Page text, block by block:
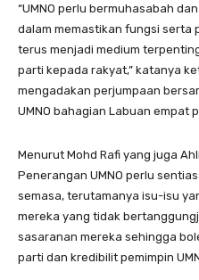
“UMNO perlu bermuhasabah
dalam memastikan fungsi serta
terus menjadi medium
parti kepada rakyat,” katanya
mengadakan perjumpaan
UMNO bahagian Labuan empat
Menurut Mohd Rafi yang juga
Penerangan UMNO perlu
semasa, terutamanya isu-isu
mereka yang tidak
sasaranan mereka sehingga
parti dan kredibilit pemimpin